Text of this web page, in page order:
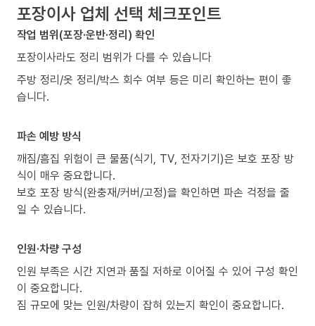
포장이사 업체 선택 체크포인트
작업 범위(포장·운반·정리) 확인
포장이사라도 정리 범위가 다를 수 있습니다
주방 정리/옷 정리/박스 회수 여부 등은 미리 확인하는 편이 좋
습니다.
파손 예방 방식
깨짐/흠집 위험이 큰 물품(식기, TV, 전자기기)은 보호 포장 방
식이 매우 중요합니다.
보호 포장 방식(완충재/커버/고정)을 확인하면 파손 걱정을 줄
일 수 있습니다.
인원·차량 구성
인원 부족은 시간 지연과 품질 저하로 이어질 수 있어 구성 확인
이 중요합니다.
짐 규모에 맞는 인원/차량이 잡혀 있는지 확인이 중요합니다.